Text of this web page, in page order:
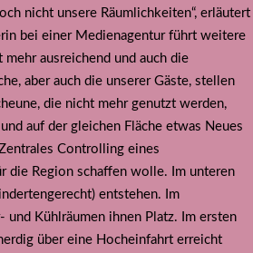
nicht unsere Räumlichkeiten“, erläutert
bei einer Medienagentur führt weitere
ausreichend und auch die
aber auch die unserer Gäste, stellen
die nicht mehr genutzt werden,
auf der gleichen Fläche etwas Neues
Controlling eines
die Region schaffen wolle. Im unteren
entstehen. Im
Kühlräumen ihnen Platz. Im ersten
über eine Hocheinfahrt erreicht